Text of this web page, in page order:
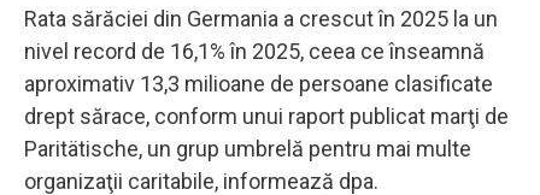
Rata sărăciei din Germania a crescut în 2025 la un
nivel record de 16,1% în 2025, ceea ce înseamnă
aproximativ 13,3 milioane de persoane clasificate
drept sărace, conform unui raport publicat marţi de
Paritätische, un grup umbrelă pentru mai multe
organizaţii caritabile, informează dpa.